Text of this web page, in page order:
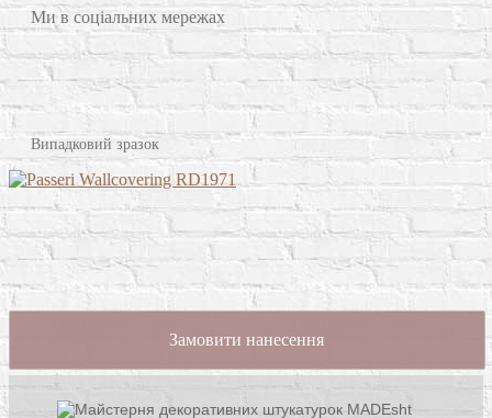
Ми в соціальних мережах
Випадковий зразок
Замовити нанесення